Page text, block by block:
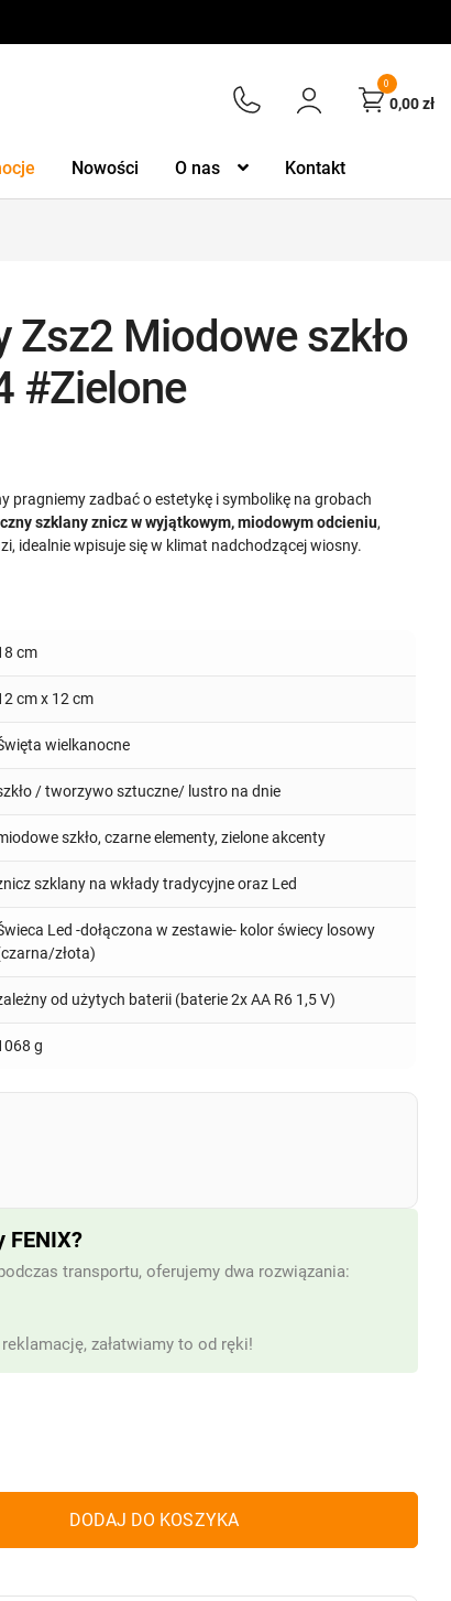
0
0,00zł
Nowości O nas Kontakt
Zsz2 Miodowe szkło
#Zielone
pragniemy zadbać o estetykę i symbolikę na grobach
szklany znicz w wyjątkowym, miodowym odcieniu,
idealnie wpisuje się w klimat nadchodzącej wiosny.
cm
cm x 12 cm
wielkanocne
/ tworzywo sztuczne/ lustro na dnie
szkło, czarne elementy, zielone akcenty
szklany na wkłady tradycyjne oraz Led
Led -dołączona w zestawie- kolor świecy losowy
złota)
od użytych baterii (baterie 2x AA R6 1,5 V)
g
FENIX?
transportu, oferujemy dwa rozwiązania:
załatwiamy to od ręki!
DODAJ DO KOSZYKA